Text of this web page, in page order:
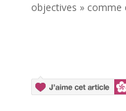
objectives »